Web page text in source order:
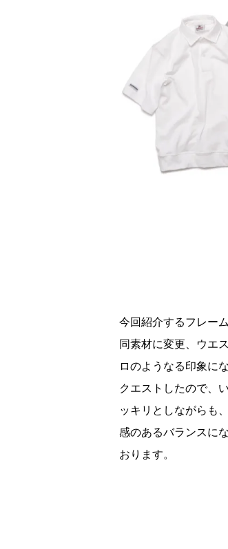
今回紹介するフレー
同素材に変更、ウエ
ロのようなる印象に
クエストしたので、
ッキリとしながらも
感のあるバランスに
おります。